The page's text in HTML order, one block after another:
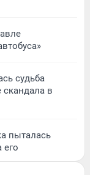
судьба
скандала в
пыталась
его